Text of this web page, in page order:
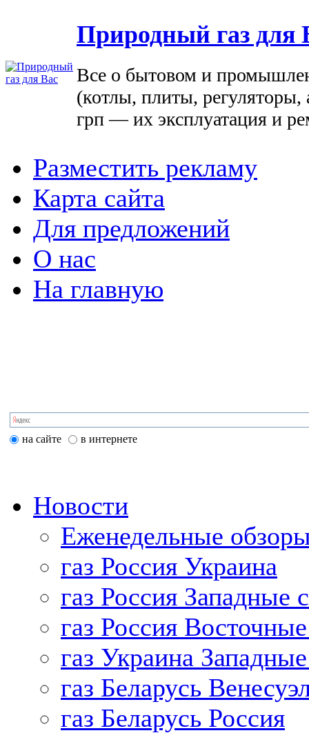
Природный газ для
Все о бытовом и
(котлы, плиты, регуляторы,
грп — их эксплуатация и
Разместить рекламу
Карта сайта
Для предложений
О нас
На главную
на сайте в интернете
Новости
Еженедельные
газ Россия Украина
газ Россия Западные
газ Россия
газ Украина
газ Беларусь
газ Беларусь Россия